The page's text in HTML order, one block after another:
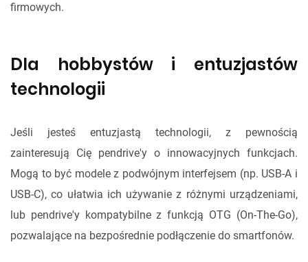
firmowych.
Dla hobbystów i entuzjastów
technologii
Jeśli jesteś entuzjastą technologii, z pewnością
zainteresują Cię pendrive'y o innowacyjnych funkcjach.
Mogą to być modele z podwójnym interfejsem (np. USB-A i
USB-C), co ułatwia ich używanie z różnymi urządzeniami,
lub pendrive'y kompatybilne z funkcją OTG (On-The-Go),
pozwalające na bezpośrednie podłączenie do smartfonów.